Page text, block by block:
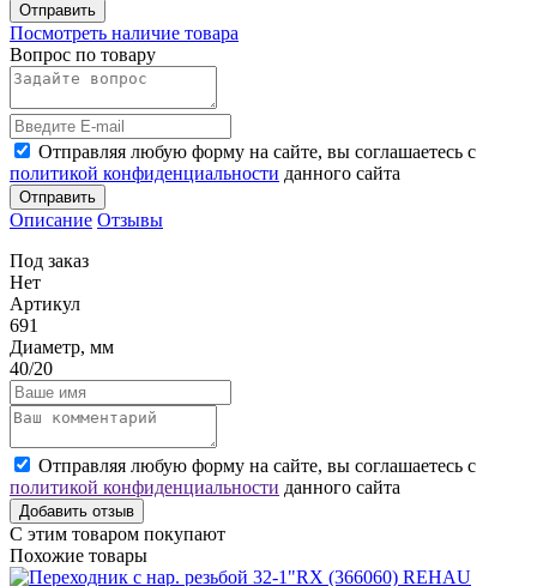
Отправить
Посмотреть наличие товара
Вопрос по товару
Отправляя любую форму на сайте, вы соглашаетесь с
политикой конфиденциальности данного сайта
Отправить
Описание Отзывы
Под заказ
Нет
Артикул
691
Диаметр, мм
40/20
Отправляя любую форму на сайте, вы соглашаетесь с
политикой конфиденциальности данного сайта
Добавить отзыв
С этим товаром покупают
Похожие товары